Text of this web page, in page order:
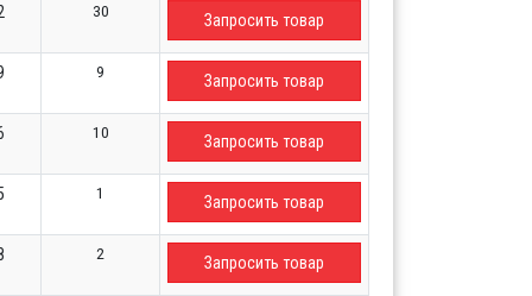
30 Запросить товар
9 Запросить товар
10 Запросить товар
1 Запросить товар
2 Запросить товар